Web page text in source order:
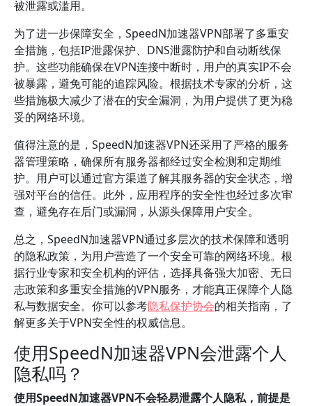
被泄露或滥用。
为了进一步保障安全，SpeedN加速器VPN部署了多重安
全措施，包括IP泄露保护、DNS泄露防护和自动断线保
护。这些功能确保在VPN连接中断时，用户的真实IP不会
被暴露，避免可能的追踪风险。根据技术专家的分析，这
些措施极大减少了潜在的安全漏洞，为用户提供了更为稳
妥的网络环境。
值得注意的是，SpeedN加速器VPN还采用了严格的服务
器管理策略，确保所有服务器都经过安全检测和定期维
护。用户可以通过官方渠道了解其服务器的安全状态，增
强对平台的信任。此外，应用程序的安全性也经过多次审
查，避免存在后门或漏洞，从源头保障用户安全。
总之，SpeedN加速器VPN通过多层次的技术保障和透明
的隐私政策，为用户营造了一个安全可靠的网络环境。根
据行业专家和安全机构的评估，选择具备强大加密、无日
志政策和多重安全措施的VPN服务，才能真正保障个人隐
私与数据安全。你可以参考隐私保护协会的相关指南，了
解更多关于VPN安全性的权威信息。
使用SpeedN加速器VPN会泄露个人
隐私吗？
使用SpeedN加速器VPN不会轻易泄露个人隐私，前提是